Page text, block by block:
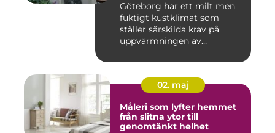
Göteborg har ett milt men
fuktigt kustklimat som
ställer särskilda krav på
uppvärmningen av
02. maj
Måleri som lyfter hemmet
från slitna ytor till
genomtänkt helhet